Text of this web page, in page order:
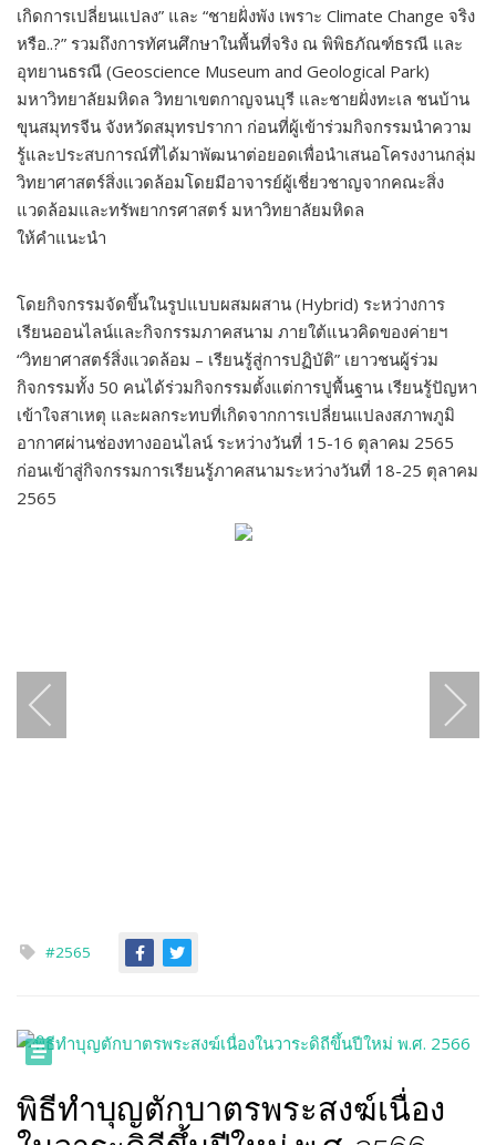
เกิดการเปลี่ยนแปลง” และ “ชายฝั่งพัง เพราะ Climate Change จริง
หรือ..?” รวมถึงการทัศนศึกษาในพื้นที่จริง ณ พิพิธภัณฑ์ธรณี และ
อุทยานธรณี (Geoscience Museum and Geological Park)
มหาวิทยาลัยมหิดล วิทยาเขตกาญจนบุรี และชายฝั่งทะเล ชนบ้าน
ขุนสมุทรจีน จังหวัดสมุทรปรากา ก่อนที่ผู้เข้าร่วมกิจกรรมนำความ
รู้และประสบการณ์ที่ได้มาพัฒนาต่อยอดเพื่อนำเสนอโครงงานกลุ่ม
วิทยาศาสตร์สิ่งแวดล้อมโดยมีอาจารย์ผู้เชี่ยวชาญจากคณะสิ่ง
แวดล้อมและทรัพยากรศาสตร์ มหาวิทยาลัยมหิดล
ให้คำแนะนำ
โดยกิจกรรมจัดขึ้นในรูปแบบผสมผสาน (Hybrid) ระหว่างการ
เรียนออนไลน์และกิจกรรมภาคสนาม ภายใต้แนวคิดของค่ายฯ
“วิทยาศาสตร์สิ่งแวดล้อม – เรียนรู้สู่การปฏิบัติ” เยาวชนผู้ร่วม
กิจกรรมทั้ง 50 คนได้ร่วมกิจกรรมตั้งแต่การปูพื้นฐาน เรียนรู้ปัญหา
เข้าใจสาเหตุ และผลกระทบที่เกิดจากการเปลี่ยนแปลงสภาพภูมิ
อากาศผ่านช่องทางออนไลน์ ระหว่างวันที่ 15-16 ตุลาคม 2565
ก่อนเข้าสู่กิจกรรมการเรียนรู้ภาคสนามระหว่างวันที่ 18-25 ตุลาคม
2565
#2565
พิธีทำบุญตักบาตรพระสงฆ์เนื่อง